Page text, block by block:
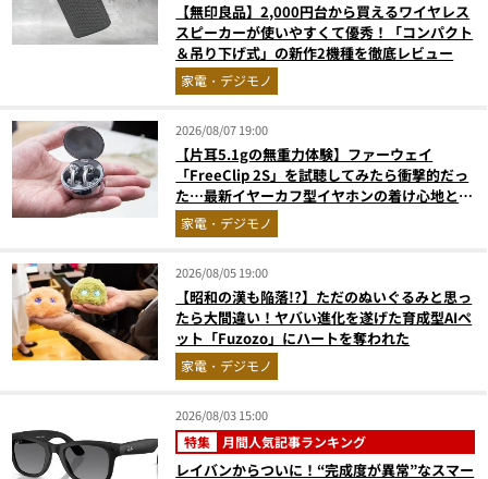
【無印良品】2,000円台から買えるワイヤレス
スピーカーが使いやすくて優秀！「コンパクト
＆吊り下げ式」の新作2機種を徹底レビュー
家電・デジモノ
2026/08/07 19:00
【片耳5.1gの無重力体験】ファーウェイ
「FreeClip 2S」を試聴してみたら衝撃的だっ
た…最新イヤーカフ型イヤホンの着け心地とAI
技術に感動
家電・デジモノ
2026/08/05 19:00
【昭和の漢も陥落!?】ただのぬいぐるみと思っ
たら大間違い！ヤバい進化を遂げた育成型AIペ
ット「Fuzozo」にハートを奪われた
家電・デジモノ
2026/08/03 15:00
特集 月間人気記事ランキング
レイバンからついに！“完成度が異常”なスマー